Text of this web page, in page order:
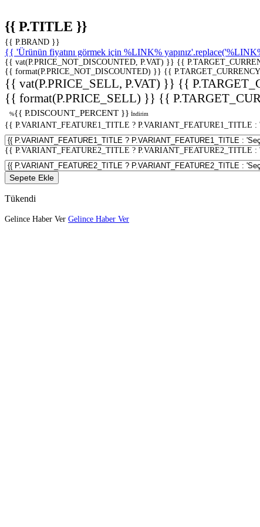
{{ P.TITLE }}
{{ P.BRAND }}
{{ 'Ürünün fiyatını görmek için %LINK%
{{ vat(P.PRICE_NOT_DISCOUNTED, P.VAT) }} {{
{{ format(P.PRICE_NOT_DISCOUNTED) }} {{
{{ vat(P.PRICE_SELL, P.VAT) }} {{
{{ format(P.PRICE_SELL) }} {{
%{{ P.DISCOUNT_PERCENT }} İndirim
{{ P.VARIANT_FEATURE1_TITLE ? P.VARIANT_FEATURE1_TITLE
{{ P.VARIANT_FEATURE2_TITLE ? P.VARIANT_FEATURE2_TITLE
Sepete Ekle
Tükendi
Gelince Haber Ver Gelince Haber Ver